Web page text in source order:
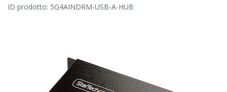
ID prodotto: 5G4AINDRM-USB-A-HUB